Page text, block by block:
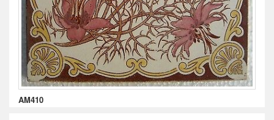
AM410